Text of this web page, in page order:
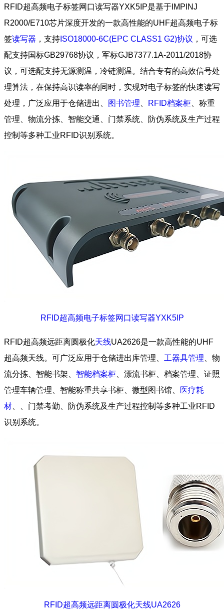
RFID超高频电子标签网口读写器YXK5IP是基于IMPINJ
R2000/E710芯片深度开发的一款高性能的UHF超高频电子标
签读写器 ，支持 ISO18000-6C(EPC CLASS1 G2)协议 ，可选
配支持国标GB29768协议，军标GJB7377.1A-2011/2018协
议，可选配支持无源测温，冷链测温。结合专有的高效信号处
理算法，在保持高识读率的同时，实现对电子标签的快速读写
处理，广泛应用于仓储进出、
图书管理 RFID档案柜 、称重
管理、物流分拣、智能交通、门禁系统、防伪系统及生产过程
控制等多种工业RFID识别系统。
RFID超高频电子标签网口读写器YXK5IP
RFID超高频远距离圆极化天线UA2626是一款高性能的UHF
超高频天线。可广泛应用于仓储进出库管理、 工器具管理 、物
流分拣、智能书架、 智能档案柜 、漂流书柜、档案管理、证照
管理车辆管理、智能称重共享书柜、微型图书馆、
医疗耗
材 、、门禁考勤、防伪系统及生产过程控制等多种工业RFID
识别系统。
RFID超高频远距离圆极化天线UA2626